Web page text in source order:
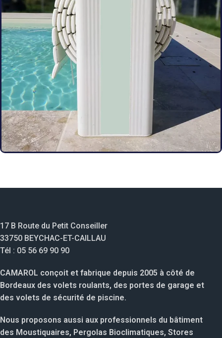
17 B Route du Petit Conseiller
33750 BEYCHAC-ET-CAILLAU
Tél : 05 56 69 90 90
CAMAROL conçoit et fabrique depuis 2005 à côté de
Bordeaux des volets roulants, des portes de garage et
des volets de sécurité de piscine.
Nous proposons aussi aux professionnels du bâtiment
des Moustiquaires, Pergolas Bioclimatiques, Stores